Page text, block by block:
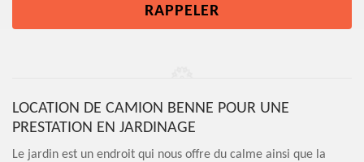
LOCATION DE CAMION BENNE POUR UNE
PRESTATION EN JARDINAGE
Le jardin est un endroit qui nous offre du calme ainsi que la